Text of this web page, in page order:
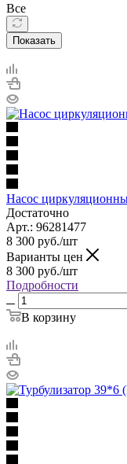
Все
Показать
Насос
Достаточно
Арт.: 96281477
8 300 руб./шт
Варианты цен
8 300 руб./шт
Подробности
В корзину